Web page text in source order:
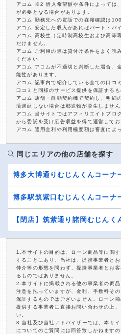
アコム ※2 借入希望額や条件によっては
が必要となる場合があります。
アコム 勤務先への電話での在籍確認は
アコム 安定した収入があればパート・バ
アコム 高校生（定時制高校生および高等
だけません。
アコム ご利用の際は貸付け条件をよく読
ください
アコム アコムが不適切と判断した場合、
能性があります。
アコム 記事内で紹介している全ての口コ
口コミと同様のサービス提供を保証するも
アコム 店舗・自動契約機で契約し、明細
済遅延しない場合は郵送物が発生しません
アコム 当サイトではアフィリエイトプロ
から委託を受け広告収益を得て運営してお
アコム 適用金利や利用極度額は審査によ
同じエリアの他の店舗を探す
博多大博通りむじんくんコーナ
博多駅筑紫口むじんくんコーナ
【閉店】筑紫通り諸岡むじんく
1.本サイトの目的は、ローン商品等に関
することにあり、当社は、提携事業者と
仲介等の形態を問わず、提携事業者とお
るものではありません。
2.本サイトに掲載される他の事業者の商
注意を払っていますが、金利、手数料そ
保証するものではございません。ローン
提供する事業者に直接お問い合わせの上
い。
3.当社及び当社アドバイザーでは、本サ
についてのご質問には回答致しかねます